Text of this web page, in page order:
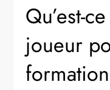
Qu’est-
joueur